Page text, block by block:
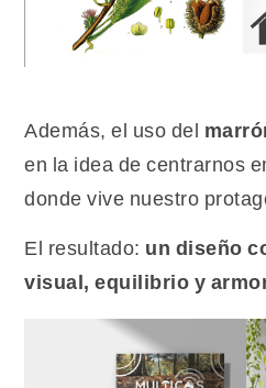
Además, el uso del
en la idea de centrarnos
donde vive nuestro
El resultado: un diseño
visual, equilibrio y